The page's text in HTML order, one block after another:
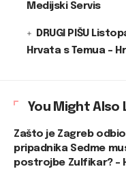
Medijski Servis
DRUGI PIŠU
Hrvata s Temua –
You Might Also
Zašto je Zagreb
pripadnika Sedme
postrojbe Zulfikar? –